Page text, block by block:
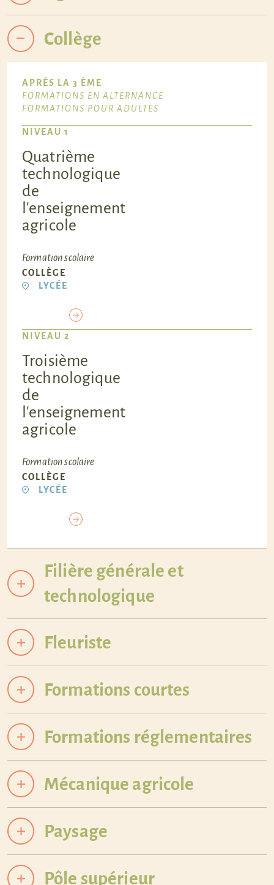
Collège
APRÈS LA 3 ÈME
FORMATIONS EN ALTERNANCE
FORMATIONS POUR ADULTES
NIVEAU 1
Quatrième
technologique
de
l'enseignement
agricole
Formation scolaire
COLLÈGE
LYCÉE
NIVEAU 2
Troisième
technologique
de
l'enseignement
agricole
Formation scolaire
COLLÈGE
LYCÉE
Filière générale et
technologique
Fleuriste
Formations courtes
Formations réglementaires
Mécanique agricole
Paysage
Pôle supérieur